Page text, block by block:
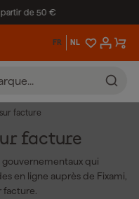
partir de 50 €
FR NL
facture
facture
gouvernementaux qui
en ligne auprès de Fixami,
facture.